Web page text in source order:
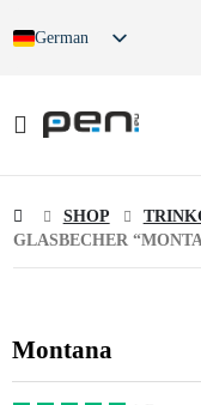
German
SHOP
GLASBECHER
Montana